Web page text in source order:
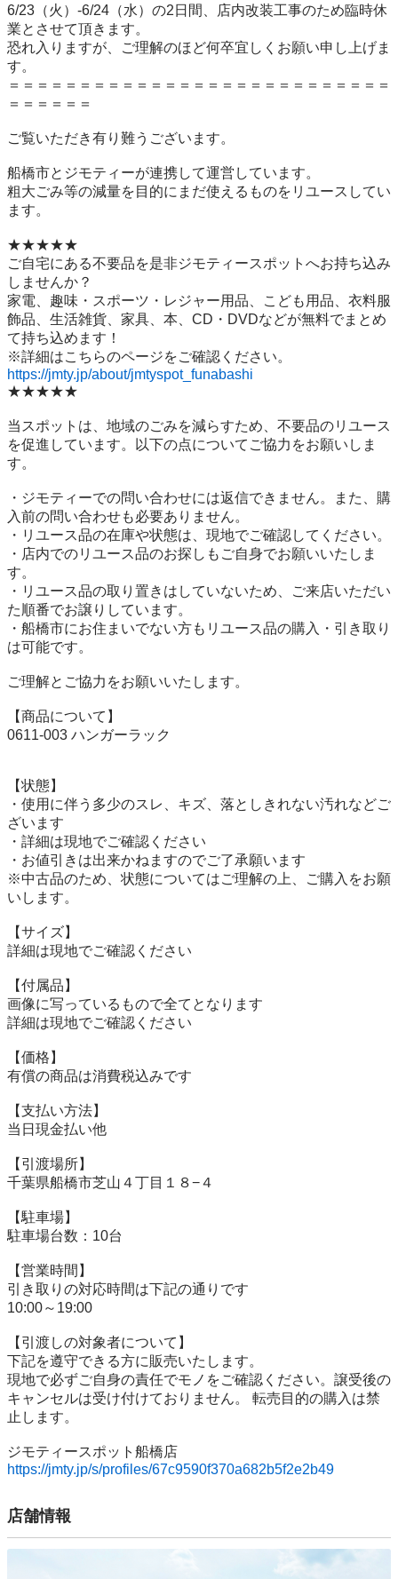
6/23（火）-6/24（水）の2日間、店内改装工事のため臨時休
業とさせて頂きます。
恐れ入りますが、ご理解のほど何卒宜しくお願い申し上げま
す。
＝＝＝＝＝＝＝＝＝＝＝＝＝＝＝＝＝＝＝＝＝＝＝＝＝＝＝
＝＝＝＝＝＝
ご覧いただき有り難うございます。
船橋市とジモティーが連携して運営しています。
粗⼤ごみ等の減量を⽬的にまだ使えるものをリユースしてい
ます。
★★★★★
ご自宅にある不要品を是非ジモティースポットへお持ち込み
しませんか？
家電、趣味・スポーツ・レジャー用品、こども用品、衣料服
飾品、生活雑貨、家具、本、CD・DVDなどが無料でまとめ
て持ち込めます！
https://jmty.jp/about/jmtyspot_funabashi
★★★★★
当スポットは、地域のごみを減らすため、不要品のリユース
を促進しています。以下の点についてご協力をお願いしま
す。
・ジモティーでの問い合わせには返信できません。また、購
入前の問い合わせも必要ありません。
・リユース品の在庫や状態は、現地でご確認してください。
・店内でのリユース品のお探しもご自身でお願いいたしま
す。
・リユース品の取り置きはしていないため、ご来店いただい
た順番でお譲りしています。
・船橋市にお住まいでない方もリユース品の購入・引き取り
は可能です。
ご理解とご協力をお願いいたします。
【商品について】
0611-003 ハンガーラック
【状態】
・使用に伴う多少のスレ、キズ、落としきれない汚れなどご
ざいます
・詳細は現地でご確認ください
・お値引きは出来かねますのでご了承願います
※中古品のため、状態についてはご理解の上、ご購入をお願
いします。
【サイズ】
詳細は現地でご確認ください
【付属品】
画像に写っているもので全てとなります
詳細は現地でご確認ください
【価格】
有償の商品は消費税込みです
【⽀払い⽅法】
当⽇現⾦払い他
【引渡場所】
千葉県船橋市芝山４丁目１８−４
【駐⾞場】
駐車場台数：10台
【営業時間】
引き取りの対応時間は下記の通りです
10:00～19:00
【引渡しの対象者について】
下記を遵守できる⽅に販売いたします。
現地で必ずご⾃⾝の責任でモノをご確認ください。譲受後の
キャンセルは受け付けておりません。 転売⽬的の購⼊は禁
⽌します。
https://jmty.jp/s/profiles/67c9590f370a682b5f2e2b49
店舗情報